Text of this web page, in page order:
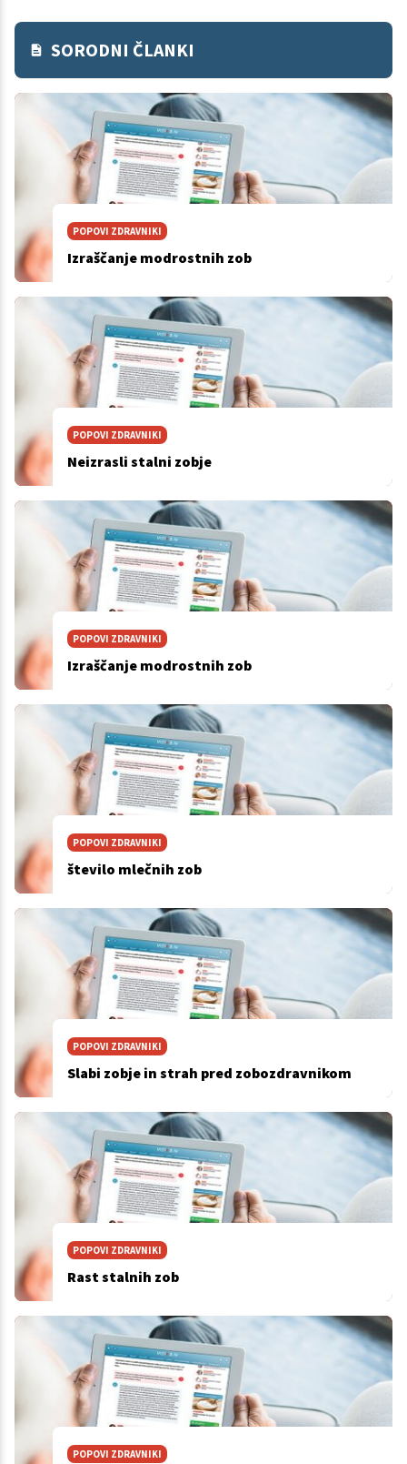
SORODNI ČLANKI
POPOVI ZDRAVNIKI
Izraščanje modrostnih zob
POPOVI ZDRAVNIKI
Neizrasli stalni zobje
POPOVI ZDRAVNIKI
Izraščanje modrostnih zob
POPOVI ZDRAVNIKI
število mlečnih zob
POPOVI ZDRAVNIKI
Slabi zobje in strah pred zobozdravnikom
POPOVI ZDRAVNIKI
Rast stalnih zob
POPOVI ZDRAVNIKI